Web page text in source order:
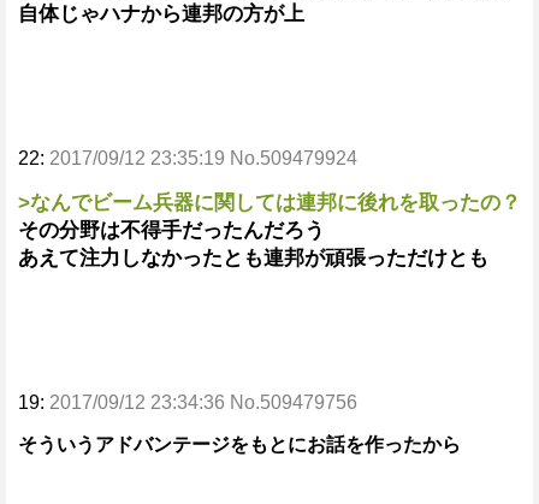
自体じゃハナから連邦の方が上
22: 2017/09/12 23:35:19 No.509479924
>なんでビーム兵器に関しては連邦に後れを取ったの？
その分野は不得手だったんだろう
あえて注力しなかったとも連邦が頑張っただけとも
19: 2017/09/12 23:34:36 No.509479756
そういうアドバンテージをもとにお話を作ったから